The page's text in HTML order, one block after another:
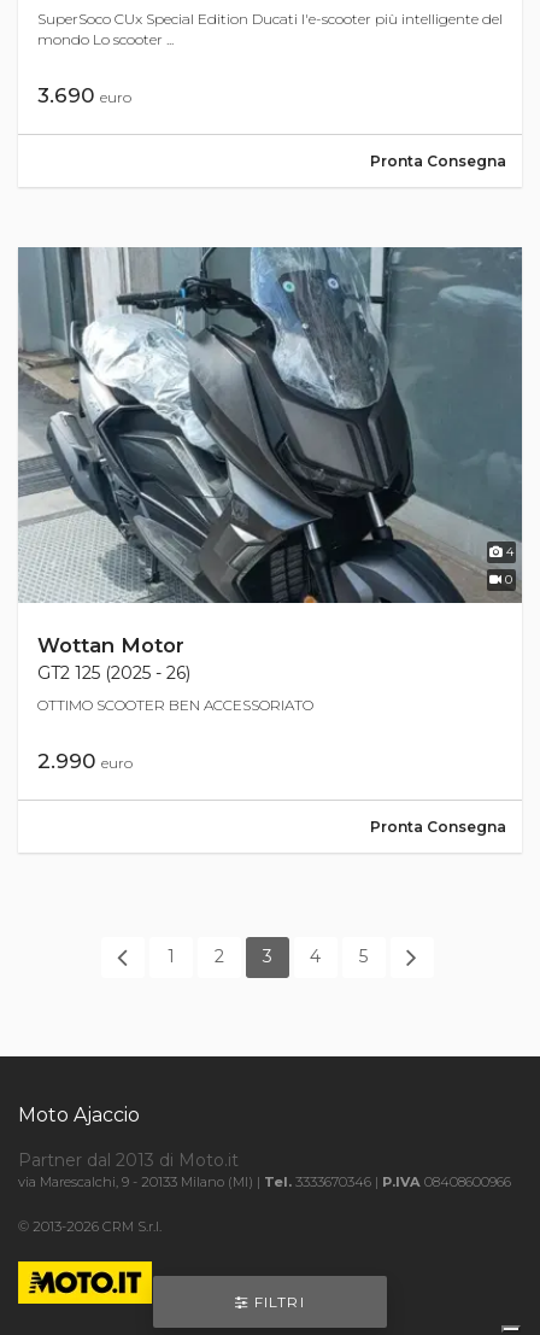
SuperSoco CUx Special Edition Ducati l'e-scooter più intelligente del
mondo Lo scooter ...
3.690 euro
Pronta Consegna
4
0
Wottan Motor
GT2 125 (2025 - 26)
OTTIMO SCOOTER BEN ACCESSORIATO
2.990 euro
Pronta Consegna
1 2 3 4 5
Moto Ajaccio
Partner dal 2013 di Moto.it
via Marescalchi, 9 - 20133 Milano (MI) | Tel. 3333670346 | P.IVA 08408600966
© 2013-2026 CRM S.r.l.
FILTRI